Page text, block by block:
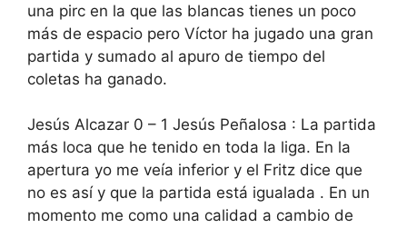
una pirc en la que las blancas tienes un poco
más de espacio pero Víctor ha jugado una gran
partida y sumado al apuro de tiempo del
coletas ha ganado.
Jesús Alcazar 0 – 1 Jesús Peñalosa : La partida
más loca que he tenido en toda la liga. En la
apertura yo me veía inferior y el Fritz dice que
no es así y que la partida está igualada . En un
momento me como una calidad a cambio de